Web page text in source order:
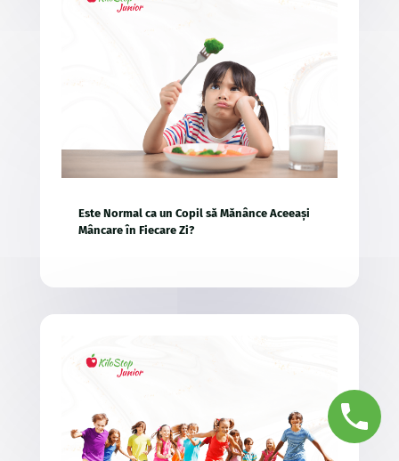
Este Normal ca un Copil să Mănânce Aceeași
Mâncare în Fiecare Zi?